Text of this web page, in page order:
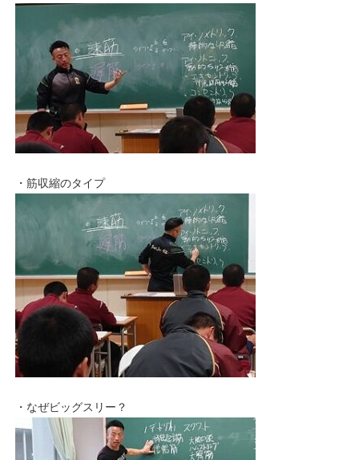
・筋収縮のタイプ
・なぜビッグスリー？